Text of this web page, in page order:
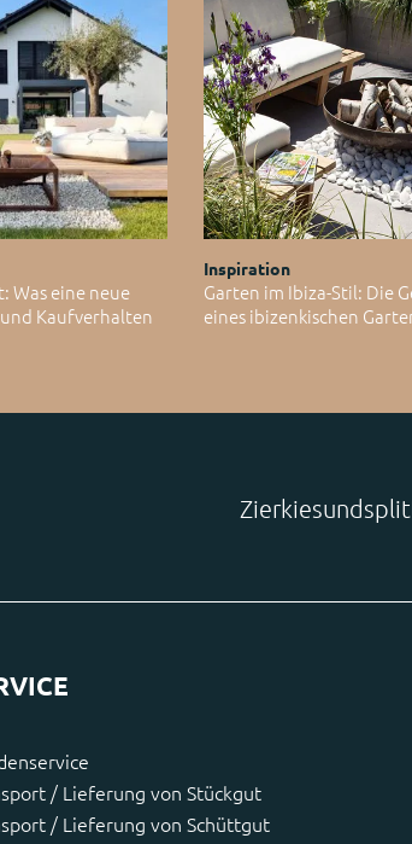
Was eine neue
Kaufverhalten
Inspiration
Garten im Ibiza-Stil: Die
eines ibizenkischen
/ Lieferung von Stückgut
/ Lieferung von Schüttgut